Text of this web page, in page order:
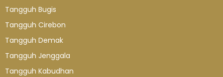
Tangguh Bugis
Tangguh Cirebon
Tangguh Demak
Tangguh Jenggala
Tangguh Kabudhan